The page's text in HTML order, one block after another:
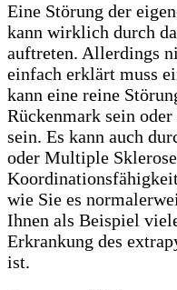
Eine Störung der
kann wirklich durch
auftreten. Allerdings
einfach erklärt muss
kann eine reine
Rückenmark sein
sein. Es kann auch
oder Multiple
wie Sie es
Ihnen als Beispiel
Erkrankung des
ist.